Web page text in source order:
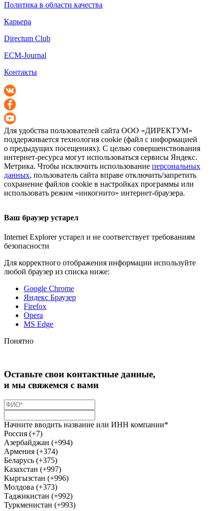
Политика в области качества
Карьера
Directum Club
ECM-Journal
Контакты
Для удобства пользователей сайта ООО «ДИРЕКТУМ»
поддерживается технология cookie (файл с информацией
о предыдущих посещениях). С целью совершенствования
интернет-ресурса могут использоваться сервисы Яндекс.
Метрика. Чтобы исключить использование персональных
данных, пользователь сайта вправе отключить/запретить
сохранение файлов cookie в настройках программы или
использовать режим «инкогнито» интернет-браузера.
Ваш браузер устарел
Internet Explorer устарел и не соответствует требованиям
безопасности
Для корректного отображения информации используйте
любой браузер из списка ниже:
Google Chrome
Яндекс Браузер
Firefox
Opera
MS Edge
Понятно
Оставьте свои контактные данные,
и мы свяжемся с вами
Начните вводить название или ИНН компании*
Россия (+7)
Азербайджан (+994)
Армения (+374)
Беларусь (+375)
Казахстан (+997)
Кыргызстан (+996)
Молдова (+373)
Таджикистан (+992)
Туркменистан (+993)